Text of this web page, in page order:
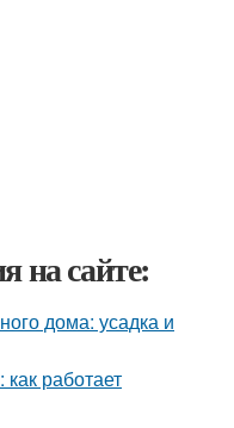
на сайте:
дома: усадка и
работает